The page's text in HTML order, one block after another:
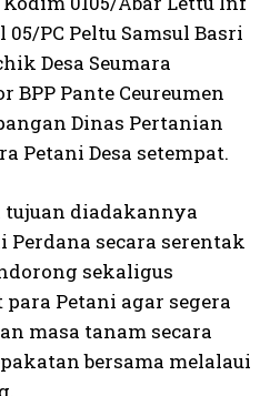
PC Peltu Samsul Basri
Desa Seumara
Pante Ceureumen
Dinas Pertanian
Petani Desa setempat.
tujuan diadakannya
Perdana secara serentak
sekaligus
Petani agar segera
masa tanam secara
bersama melalaui